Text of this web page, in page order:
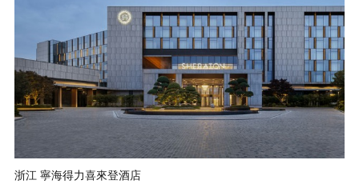
浙江 寧海得力喜來登酒店